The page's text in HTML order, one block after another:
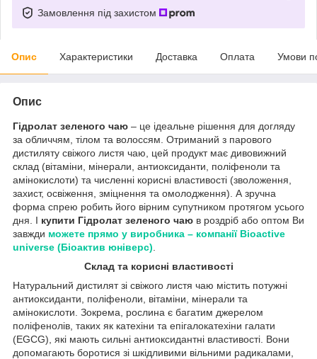
Замовлення під захистом
Опис Характеристики Доставка Оплата Умови
Опис
Гідролат зеленого чаю – це ідеальне рішення для догляду
за обличчям, тілом та волоссям. Отриманий з парового
дистиляту свіжого листя чаю, цей продукт має дивовижний
склад (вітаміни, мінерали, антиоксиданти, поліфеноли та
амінокислоти) та численні корисні властивості (зволоження,
захист, освіження, зміцнення та омолодження). А зручна
форма спрею робить його вірним супутником протягом усього
дня. І купити Гідролат зеленого чаю в роздріб або оптом Ви
завжди можете прямо у виробника – компанії Bioactive
universe (Біоактив юніверс)
Склад та корисні властивості
Натуральний дистилят зі свіжого листя чаю містить потужні
антиоксиданти, поліфеноли, вітаміни, мінерали та
амінокислоти. Зокрема, рослина є багатим джерелом
поліфенолів, таких як катехіни та епігалокатехіни галати
(EGCG), які мають сильні антиоксидантні властивості. Вони
допомагають боротися зі шкідливими вільними радикалами,